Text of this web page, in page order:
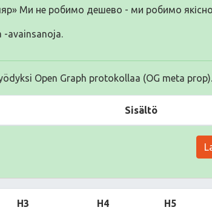
Ми не робимо дешево - ми робимо
-avainsanoja.
Open Graph protokollaa (OG meta prop).
Sisältö
H3 H4 H5